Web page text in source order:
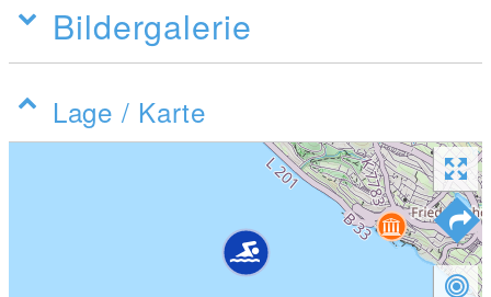
Bildergalerie
Lage / Karte